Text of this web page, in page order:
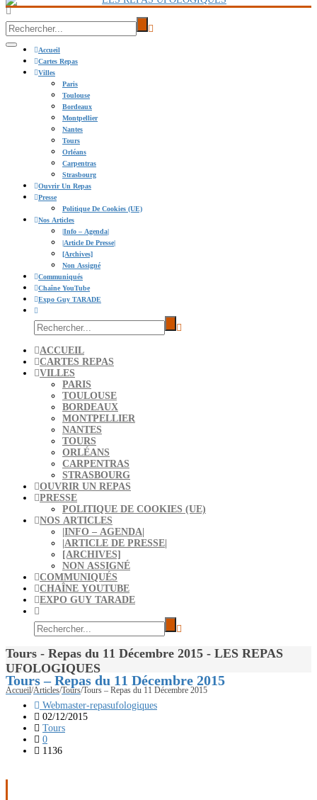
Accueil
Cartes Repas
Villes
Paris
Toulouse
Bordeaux
Montpellier
Nantes
Tours
Orléans
Carpentras
Strasbourg
Ouvrir Un Repas
Presse
Politique De Cookies (UE)
Nos Articles
|info – Agenda|
|Article De Presse|
[Archives]
Non Assigné
Communiqués
Chaîne YouTube
Expo Guy TARADE
ACCUEIL
CARTES REPAS
VILLES
PARIS
TOULOUSE
BORDEAUX
MONTPELLIER
NANTES
TOURS
ORLÉANS
CARPENTRAS
STRASBOURG
OUVRIR UN REPAS
PRESSE
POLITIQUE DE COOKIES (UE)
NOS ARTICLES
|INFO – AGENDA|
|ARTICLE DE PRESSE|
[ARCHIVES]
NON ASSIGNÉ
COMMUNIQUÉS
CHAÎNE YOUTUBE
EXPO GUY TARADE
Tours - Repas du 11 Décembre 2015 - LES REPAS
UFOLOGIQUES
Accueil/Articles/Tours/Tours – Repas du 11 Décembre 2015
Tours – Repas du 11 Décembre 2015
Webmaster-repasufologiques
02/12/2015
Tours
0
1136